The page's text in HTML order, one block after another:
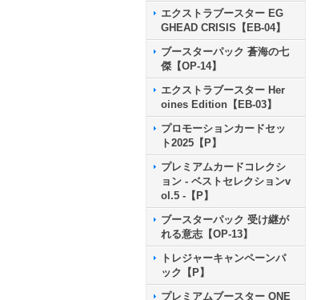
エクストラブースター EG
GHEAD CRISIS【EB-04】
ブースターパック 蒼海の七
傑【OP-14】
エクストラブースター Her
oines Edition【EB-03】
プロモーションカードセッ
ト2025【P】
プレミアムカードコレクシ
ョン - ベストセレクションv
ol.5 -【P】
ブースターパック 受け継が
れる意志【OP-13】
トレジャーキャンペーンパ
ック【P】
プレミアムブースター ONE